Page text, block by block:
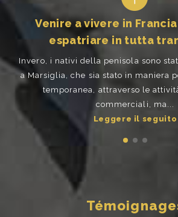
Venire a vivere in Francia
espatriare in tutta
Invero, i nativi della penisola sono
a Marsiglia, che sia stato in maniera
temporanea, attraverso le
commerciali, ma...
Leggere il seguito